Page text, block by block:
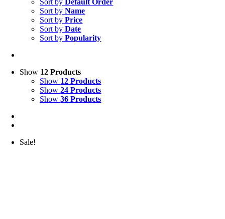
Sort byName
Sort byPrice
Sort byDate
Sort byPopularity
Show 12 Products
Show 12 Products
Show24 Products
Show36 Products
Sale!